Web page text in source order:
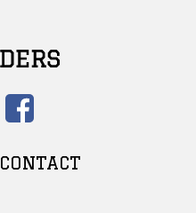
CONTACT